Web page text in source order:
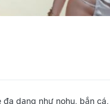
dạng như nohu, bắn cá,